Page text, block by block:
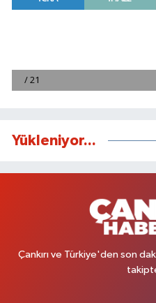
Yükleniyor...
Çankırı ve Türkiye'den son